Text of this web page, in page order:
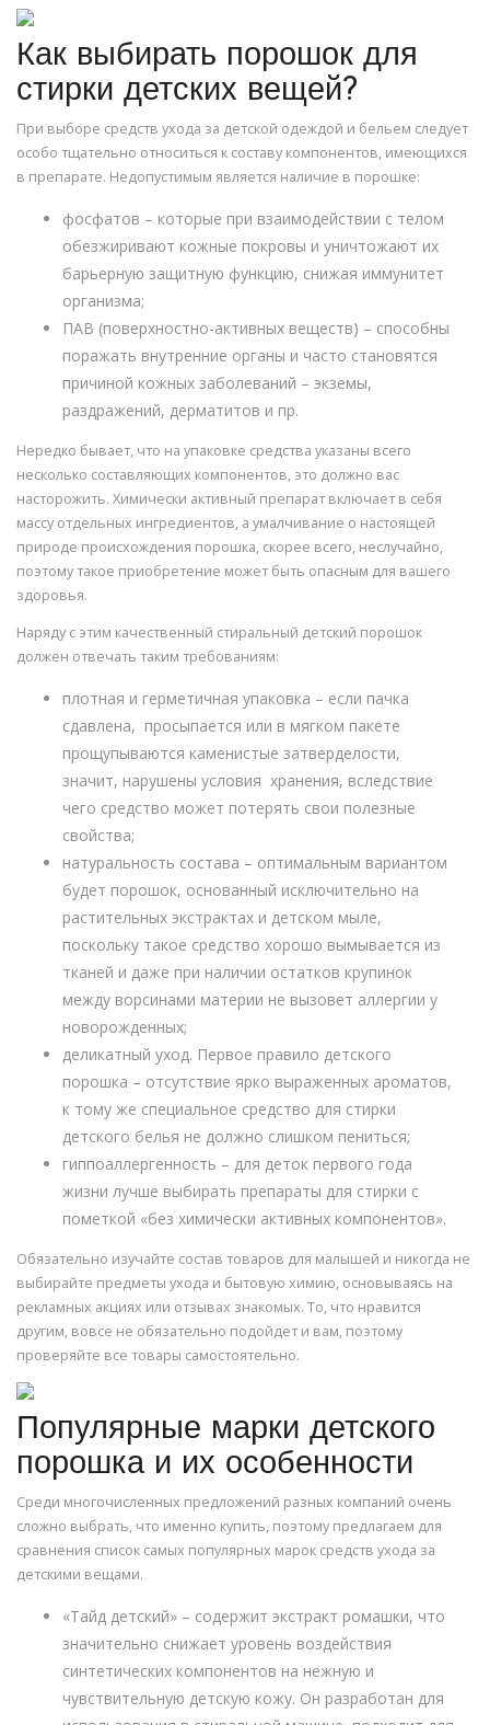
Как выбирать порошок для
стирки детских вещей?
При выборе средств ухода за детской одеждой и бельем следует
особо тщательно относиться к составу компонентов, имеющихся
в препарате. Недопустимым является наличие в порошке:
фосфатов – которые при взаимодействии с телом
обезжиривают кожные покровы и уничтожают их
барьерную защитную функцию, снижая иммунитет
организма;
ПАВ (поверхностно-активных веществ) – способны
поражать внутренние органы и часто становятся
причиной кожных заболеваний – экземы,
раздражений, дерматитов и пр.
Нередко бывает, что на упаковке средства указаны всего
несколько составляющих компонентов, это должно вас
насторожить. Химически активный препарат включает в себя
массу отдельных ингредиентов, а умалчивание о настоящей
природе происхождения порошка, скорее всего, неслучайно,
поэтому такое приобретение может быть опасным для вашего
здоровья.
Наряду с этим качественный стиральный детский порошок
должен отвечать таким требованиям:
плотная и герметичная упаковка – если пачка
сдавлена, просыпается или в мягком пакете
прощупываются каменистые затверделости,
значит, нарушены условия хранения, вследствие
чего средство может потерять свои полезные
свойства;
натуральность состава – оптимальным вариантом
будет порошок, основанный исключительно на
растительных экстрактах и детском мыле,
поскольку такое средство хорошо вымывается из
тканей и даже при наличии остатков крупинок
между ворсинами материи не вызовет аллергии у
новорожденных;
деликатный уход. Первое правило детского
порошка – отсутствие ярко выраженных ароматов,
к тому же специальное средство для стирки
детского белья не должно слишком пениться;
гиппоаллергенность – для деток первого года
жизни лучше выбирать препараты для стирки с
пометкой «без химически активных компонентов».
Обязательно изучайте состав товаров для малышей и никогда не
выбирайте предметы ухода и бытовую химию, основываясь на
рекламных акциях или отзывах знакомых. То, что нравится
другим, вовсе не обязательно подойдет и вам, поэтому
проверяйте все товары самостоятельно.
Популярные марки детского
порошка и их особенности
Среди многочисленных предложений разных компаний очень
сложно выбрать, что именно купить, поэтому предлагаем для
сравнения список самых популярных марок средств ухода за
детскими вещами.
«Тайд детский» – содержит экстракт ромашки, что
значительно снижает уровень воздействия
синтетических компонентов на нежную и
чувствительную детскую кожу. Он разработан для